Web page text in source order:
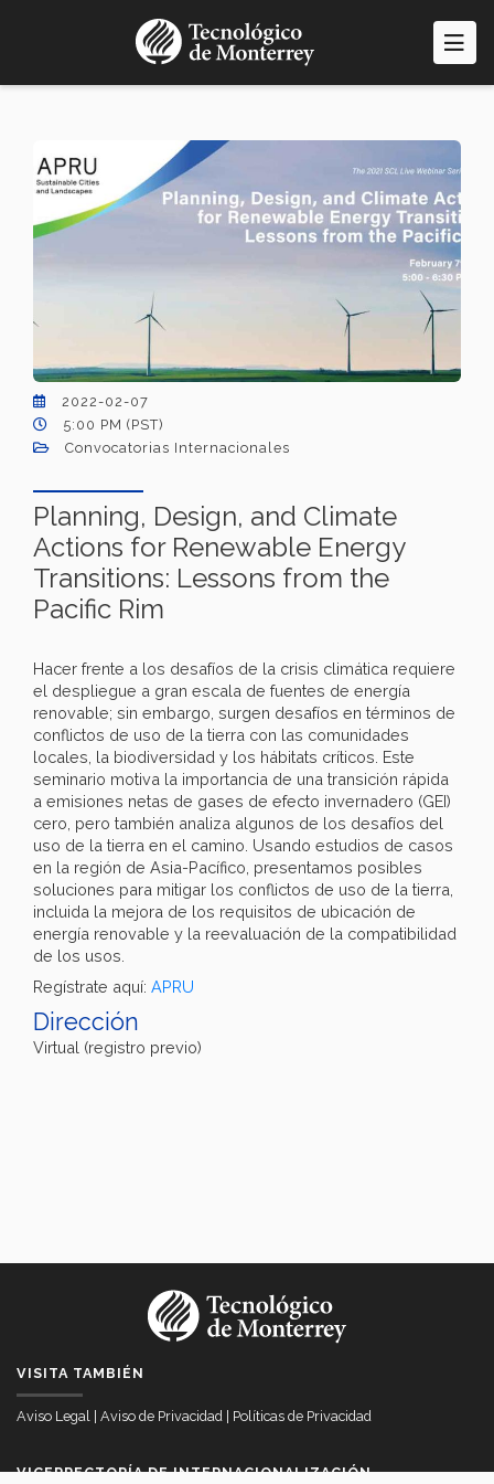
2022-02-07
5:00 PM (PST)
Convocatorias Internacionales
Planning, Design, and Climate
Actions for Renewable Energy
Transitions: Lessons from the
Pacific Rim
Hacer frente a los desafíos de la crisis climática requiere
el despliegue a gran escala de fuentes de energía
renovable; sin embargo, surgen desafíos en términos de
conflictos de uso de la tierra con las comunidades
locales, la biodiversidad y los hábitats críticos. Este
seminario motiva la importancia de una transición rápida
a emisiones netas de gases de efecto invernadero (GEI)
cero, pero también analiza algunos de los desafíos del
uso de la tierra en el camino. Usando estudios de casos
en la región de Asia-Pacífico, presentamos posibles
soluciones para mitigar los conflictos de uso de la tierra,
incluida la mejora de los requisitos de ubicación de
energía renovable y la reevaluación de la compatibilidad
de los usos.
Regístrate aquí: APRU
Dirección
Virtual (registro previo)
VISITA TAMBIÉN
Aviso Legal Aviso de Privacidad Políticas de Privacidad
VICERRECTORÍA DE INTERNACIONALIZACIÓN